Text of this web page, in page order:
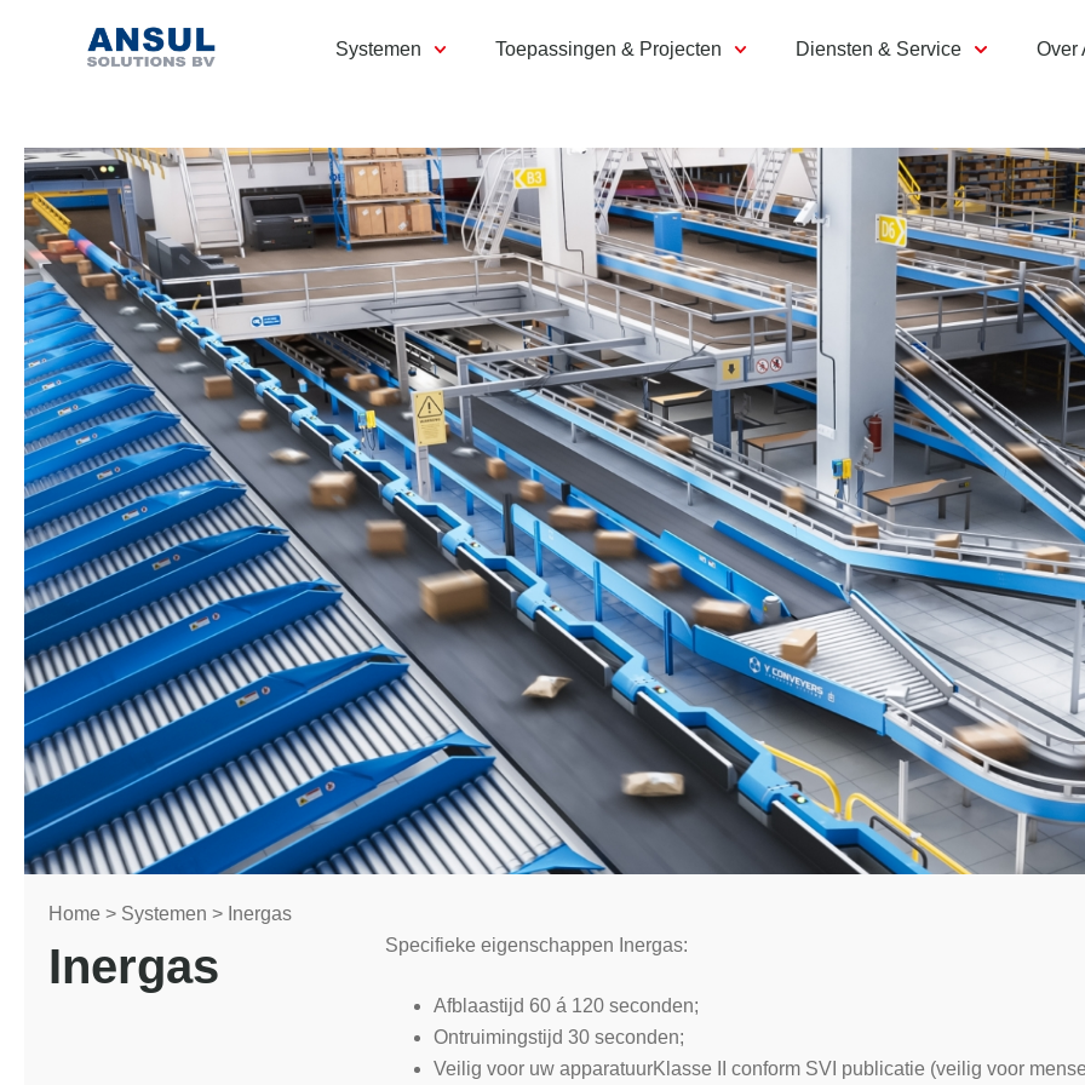
Systemen Toepassingen & Projecten Diensten & Service Over
Home > Systemen > Inergas
Inergas Specifieke eigenschappen Inergas:
Afblaastijd 60 á 120 seconden;
Ontruimingstijd 30 seconden;
Veilig voor uw apparatuurKlasse II conform SVI publicatie (veilig voor